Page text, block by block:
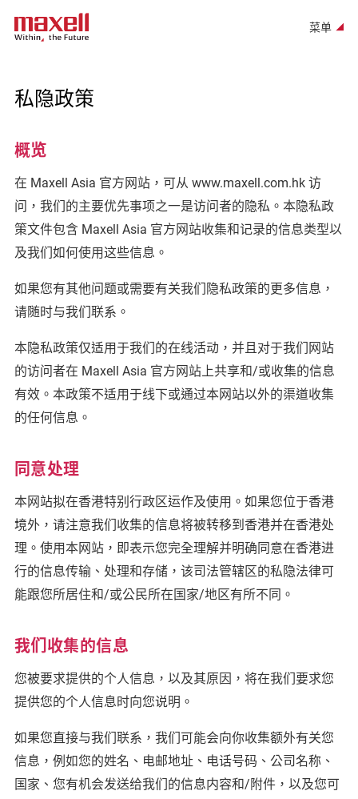
菜单
私隐政策
概览
在 Maxell Asia 官方网站，可从 www.maxell.com.hk 访
问，我们的主要优先事项之一是访问者的隐私。本隐私政
策文件包含 Maxell Asia 官方网站收集和记录的信息类型以
及我们如何使用这些信息。
如果您有其他问题或需要有关我们隐私政策的更多信息，
请随时与我们联系。
本隐私政策仅适用于我们的在线活动，并且对于我们网站
的访问者在 Maxell Asia 官方网站上共享和/或收集的信息
有效。本政策不适用于线下或通过本网站以外的渠道收集
的任何信息。
同意处理
本网站拟在香港特别行政区运作及使用。如果您位于香港
境外，请注意我们收集的信息将被转移到香港并在香港处
理。使用本网站，即表示您完全理解并明确同意在香港进
行的信息传输、处理和存储，该司法管辖区的私隐法律可
能跟您所居住和/或公民所在国家/地区有所不同。
我们收集的信息
您被要求提供的个人信息，以及其原因，将在我们要求您
提供您的个人信息时向您说明。
如果您直接与我们联系，我们可能会向你收集额外有关您
信息，例如您的姓名、电邮地址、电话号码、公司名称、
国家、您有机会发送给我们的信息内容和/附件，以及您可